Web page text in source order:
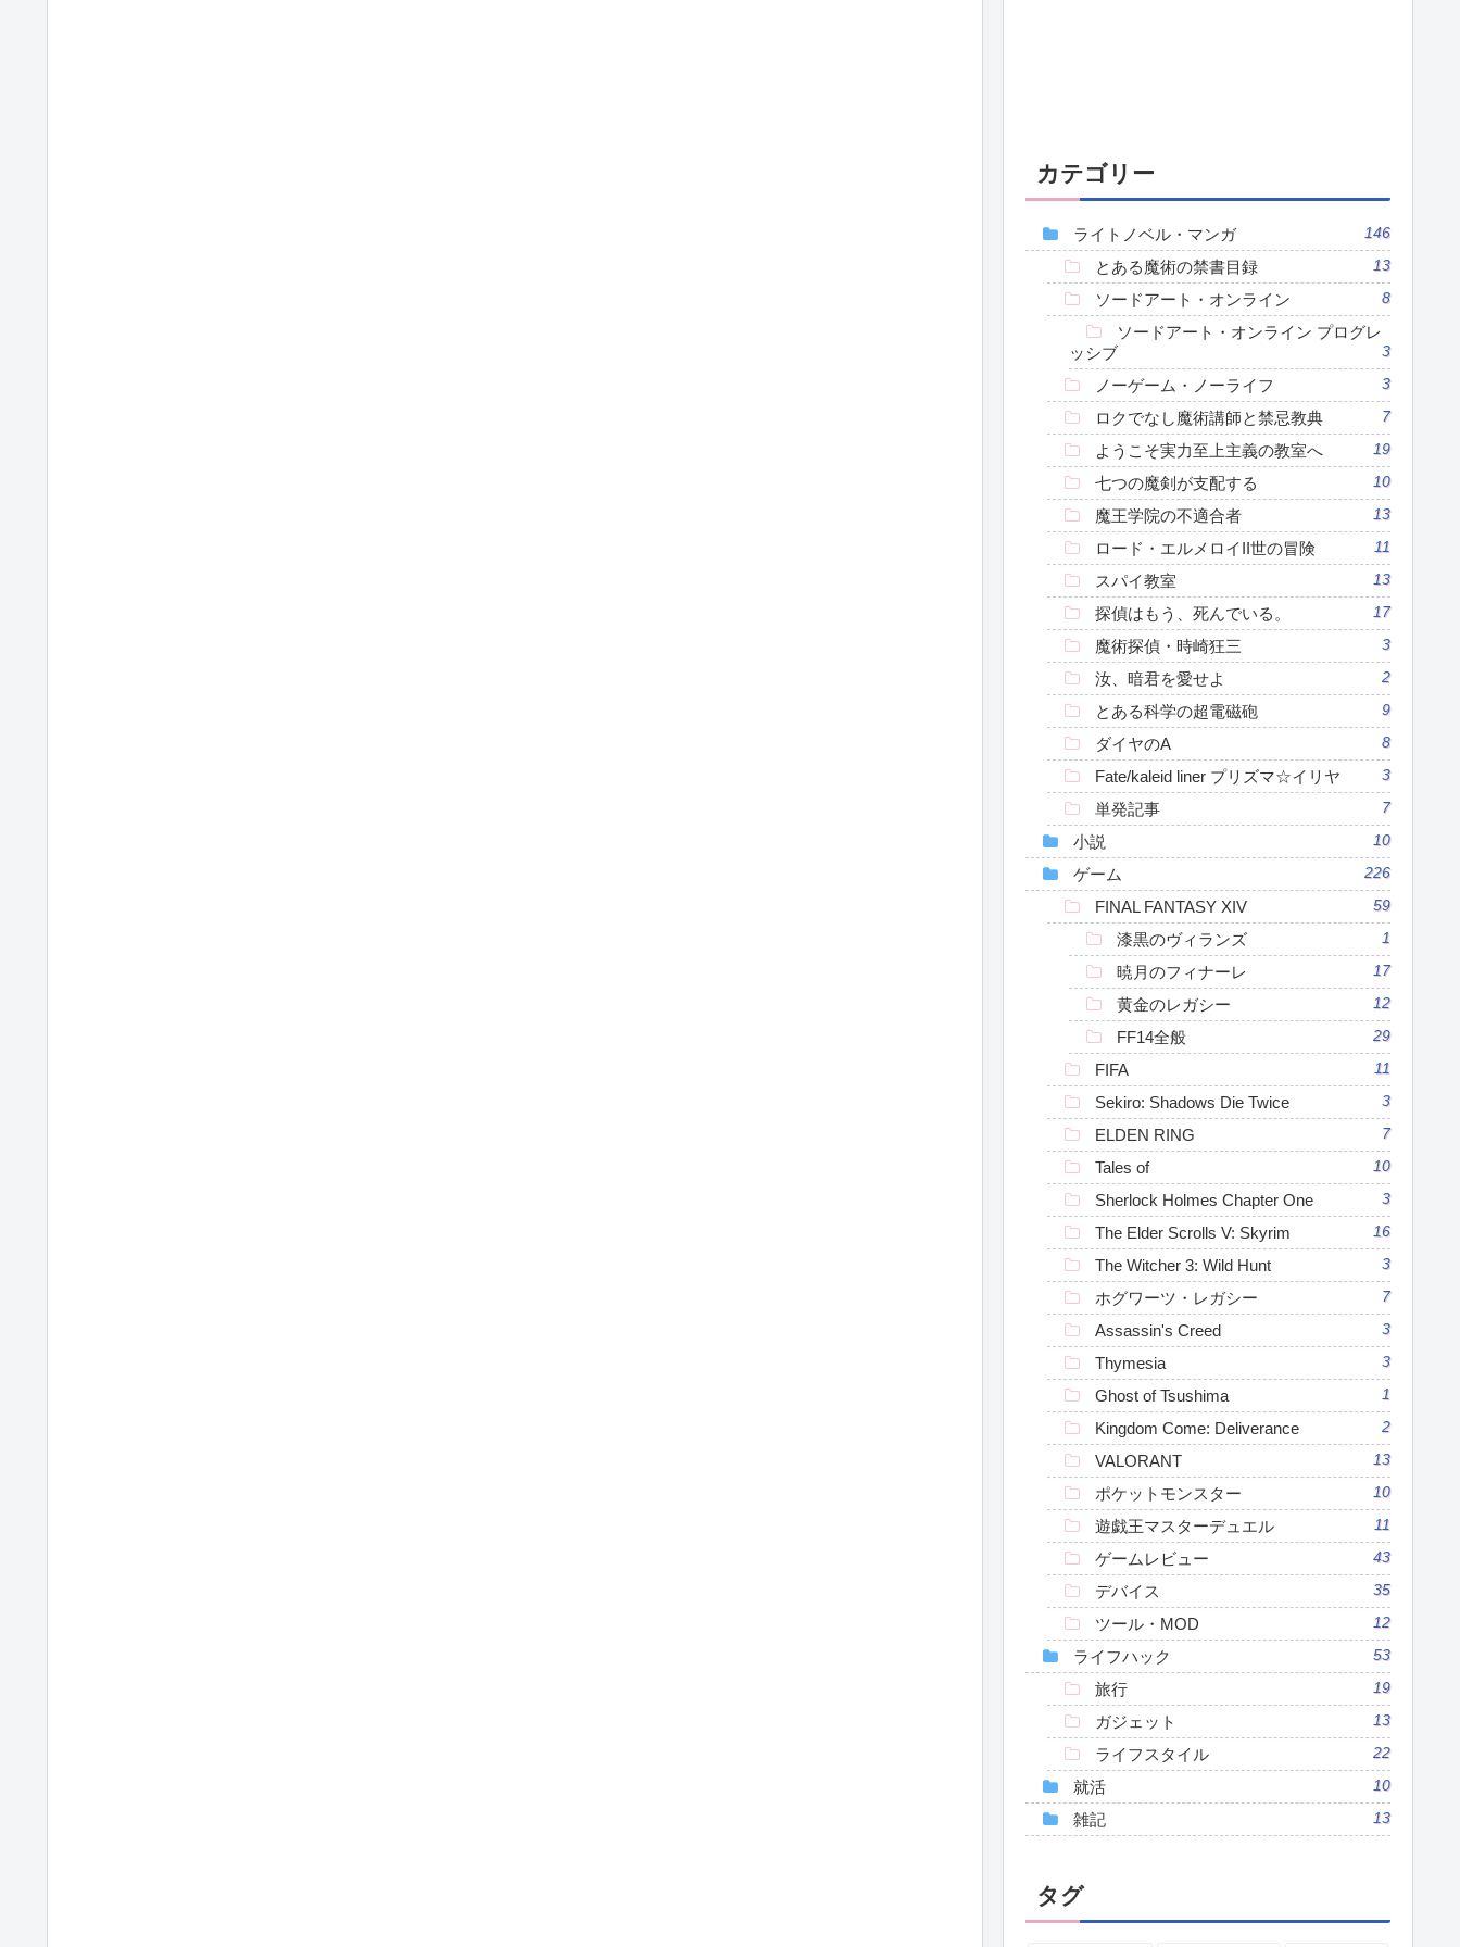
カテゴリー
ライトノベル・マンガ 146
とある魔術の禁書目録 13
ソードアート・オンライン 8
ソードアート・オンライン プログレ
ッシブ
3
ノーゲーム・ノーライフ 3
ロクでなし魔術講師と禁忌教典 7
ようこそ実力至上主義の教室へ 19
七つの魔剣が支配する 10
魔王学院の不適合者 13
ロード・エルメロイII世の冒険 11
スパイ教室 13
探偵はもう、死んでいる。 17
魔術探偵・時崎狂三 3
汝、暗君を愛せよ 2
とある科学の超電磁砲 9
ダイヤのA 8
Fate/kaleid liner プリズマ☆イリヤ 3
単発記事 7
小説 10
ゲーム 226
FINAL FANTASY XIV 59
漆黒のヴィランズ 1
暁月のフィナーレ 17
黄金のレガシー 12
FF14全般 29
FIFA 11
Sekiro: Shadows Die Twice 3
ELDEN RING 7
Tales of 10
Sherlock Holmes Chapter One 3
The Elder Scrolls V: Skyrim 16
The Witcher 3: Wild Hunt 3
ホグワーツ・レガシー 7
Assassin's Creed 3
Thymesia 3
Ghost of Tsushima 1
Kingdom Come: Deliverance 2
VALORANT 13
ポケットモンスター 10
遊戯王マスターデュエル 11
ゲームレビュー 43
デバイス 35
ツール・MOD 12
ライフハック 53
旅行 19
ガジェット 13
ライフスタイル 22
就活 10
雑記 13
タグ